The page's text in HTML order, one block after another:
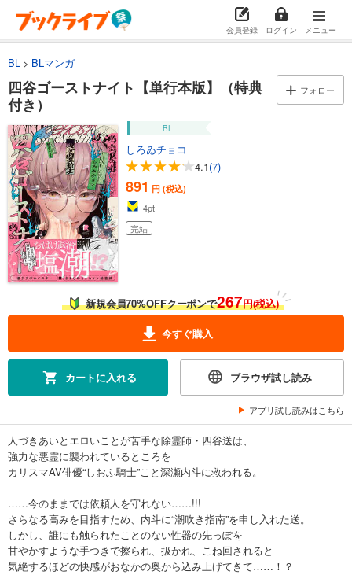
会員登録 ログイン メニュー
BL BLマンガ
四谷ゴーストナイト【単行本版】（特典
付き）
フォロー
BL
しろゐチョコ
4.1(7)
891 円 (税込)
4pt
完結
新規会員70%OFFクーポンで267円(税込)
今すぐ購入
カートに入れる ブラウザ試し読み
アプリ試し読みはこちら
人づきあいとエロいことが苦手な除霊師・四谷送は、
強力な悪霊に襲われているところを
カリスマAV俳優“しおふ騎士”こと深瀬内斗に救われる。
……今のままでは依頼人を守れない……!!!
さらなる高みを目指すため、内斗に“潮吹き指南”を申し入れた送。
しかし、誰にも触られたことのない性器の先っぽを
甘やかすような手つきで擦られ、扱かれ、こね回されると
気絶するほどの快感がおなかの奥から込み上げてきて……！？